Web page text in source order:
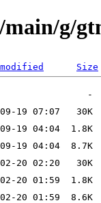
main/g/
Size